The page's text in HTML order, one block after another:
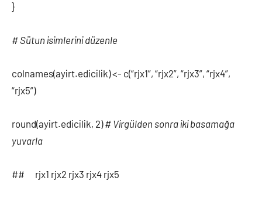
}
# Sütun isimlerini düzenle
colnames(ayirt.edicilik) <- c(“rjx1”, “rjx2”, “rjx3”, “rjx4”,
“rjx5”)
round(ayirt.edicilik, 2)# Virgülden sonra iki basamağa
yuvarla
## rjx1 rjx2 rjx3 rjx4 rjx5